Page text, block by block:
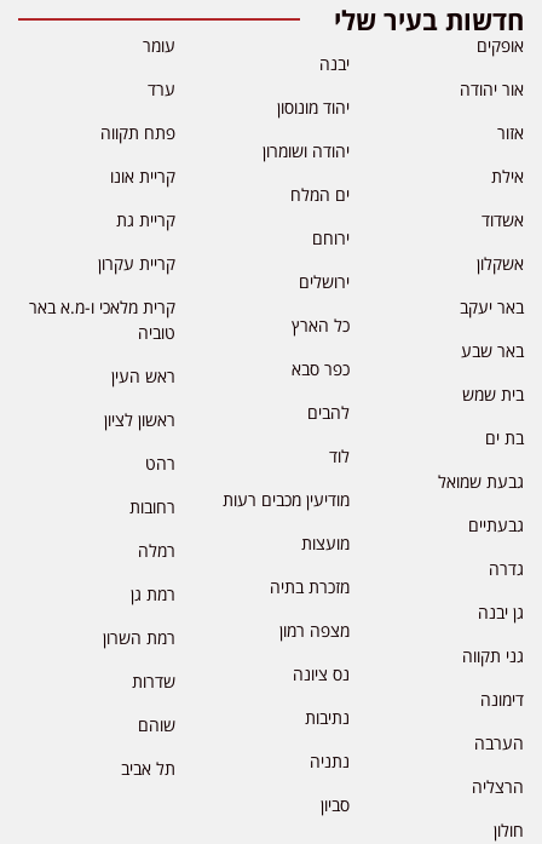
חדשות בעיר שלי
אופקים
אור יהודה
אזור
אילת
אשדוד
אשקלון
באר יעקב
באר שבע
בית שמש
בת ים
גבעת שמואל
גבעתיים
גדרה
גן יבנה
גני תקווה
דימונה
הערבה
הרצליה
חולון
יבנה
יהוד מונוסון
יהודה ושומרון
ים המלח
ירוחם
ירושלים
כל הארץ
כפר סבא
להבים
לוד
מודיעין מכבים רעות
מועצות
מזכרת בתיה
מצפה רמון
נס ציונה
נתיבות
נתניה
סביון
עומר
ערד
פתח תקווה
קריית אונו
קריית גת
קריית עקרון
קרית מלאכי ו-מ.א באר
טוביה
ראש העין
ראשון לציון
רהט
רחובות
רמלה
רמת גן
רמת השרון
שדרות
שוהם
תל אביב